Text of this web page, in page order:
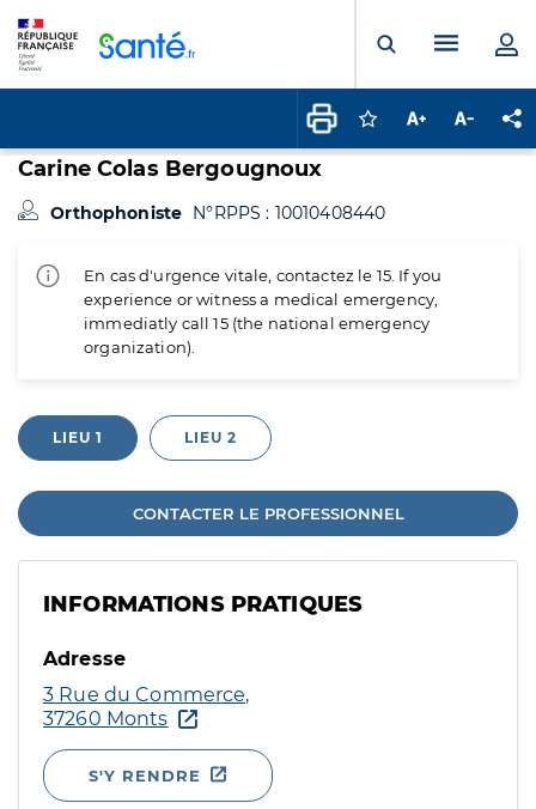
Ouvrir laMenu
Connectez-vous
Augmenter la
Carine Colas Bergougnoux
Orthophoniste N°RPPS : 10010408440
En cas d'urgence vitale, contactez le 15. If you
experience or witness a medical emergency,
immediatly call 15 (the national emergency
organization).
LIEU 1 LIEU 2
CONTACTER LE PROFESSIONNEL
INFORMATIONS PRATIQUES
Adresse
3 Rue du Commerce,
37260 Monts
S'Y RENDRE